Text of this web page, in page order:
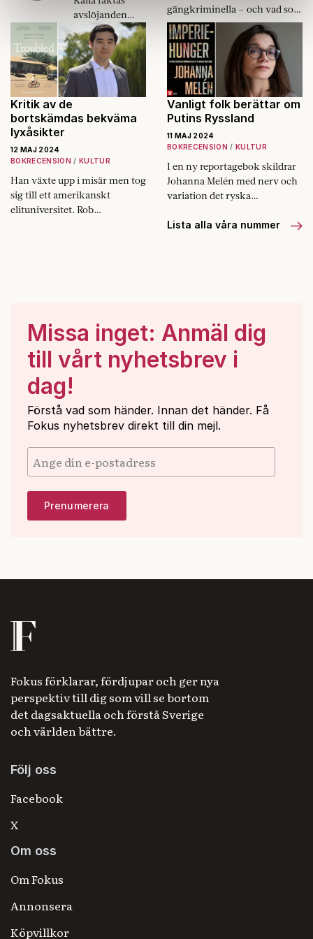
information som du har tillhandahållit eller som de har
samlat in när du har använt deras tjänster.
Om du vill läsa mer om hur vi hanterar personuppgifter
kan du göra dethär.
avslöjanden
inte handlar
mer om
oförmågan att
acceptera att det
tiska väljare, än
gängkriminella – och vad som
behövs för att stoppa dem.
Kritik av de
bortskämdas bekväma
lyxåsikter
12 MAJ 2024
BOKRECENSION
KULTUR
Han växte upp i misär men tog
sig till ett amerikanskt
elituniversitet. Rob
Vanligt folk berättar om
Putins Ryssland
11 MAJ 2024
BOKRECENSION
KULTUR
I en ny reportagebok skildrar
Johanna Melén med nerv och
variation det ryska
Lista alla våra nummer
Missa inget: Anmäl dig
till vårt nyhetsbrev i
dag!
Förstå vad som händer. Innan det händer. Få
Fokus nyhetsbrev direkt till din mejl.
Fokus förklarar, fördjupar och ger nya
perspektiv till dig som vill se bortom
det dagsaktuella och förstå Sverige
och världen bättre.
Följ oss
Facebook
X
Om oss
Om Fokus
Annonsera
Köpvillkor